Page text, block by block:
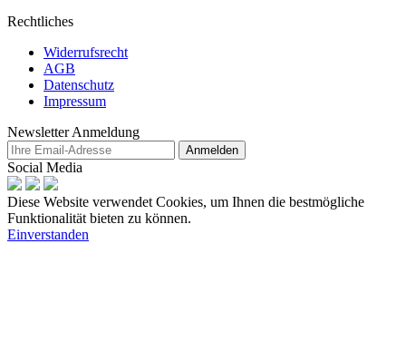
Rechtliches
Widerrufsrecht
AGB
Datenschutz
Impressum
Newsletter Anmeldung
Anmelden
Social Media
Diese Website verwendet Cookies, um Ihnen die bestmögliche
Funktionalität bieten zu können.
Einverstanden